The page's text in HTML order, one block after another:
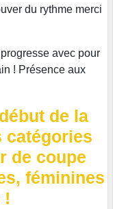
du rythme merci
avec pour
! Présence aux
de la
catégories
de coupe
féminines
!